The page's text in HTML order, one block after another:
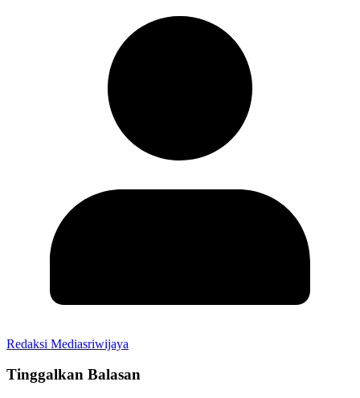
Redaksi Mediasriwijaya
Tinggalkan Balasan